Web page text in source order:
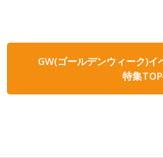
GW(ゴールデンウィーク)
特集